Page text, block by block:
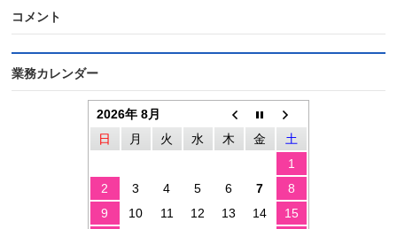
コメント
業務カレンダー
2026年 8月
日
月 火 水 木 金
土
1
2
3 4 5 6 7
8
9
10 11 12 13 14
15